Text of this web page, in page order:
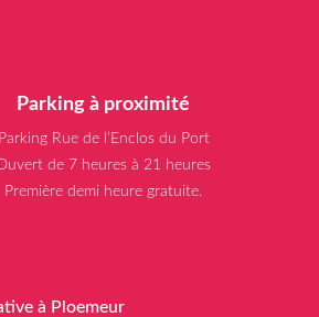
Parking à proximité
Parking Rue de l’Enclos du Port
de 7 heures à 21 heures
Première demi heure gratuite.
à Ploemeur